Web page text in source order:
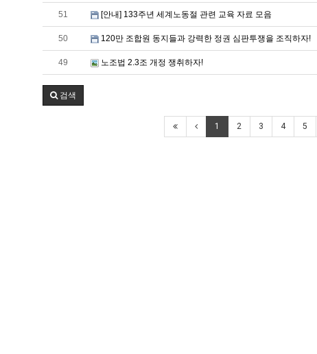
51 [안내] 133주년 세계노동절 관련 교육 자료 모음
50 120만 조합원 동지들과 강력한 정권 심판투쟁을 조직하자!
49 노조법 2.3조 개정 쟁취하자!
검색
1 2 3 4 5